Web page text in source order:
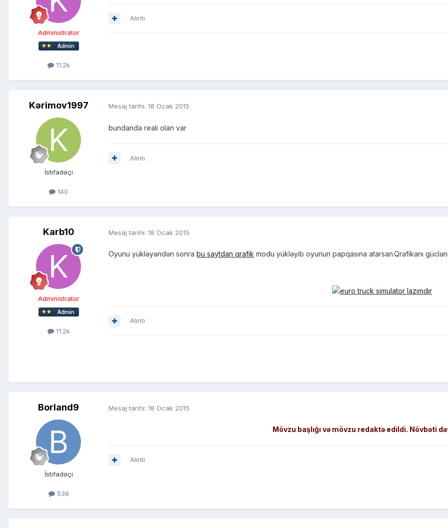
Administrator
11.2k
Alıntı
Kərimov1997
İstifadəçi
140
Mesaj tarihi: 18 Ocak 2015
bundanda realı olan var
Alıntı
Karb10
Administrator
11.2k
Mesaj tarihi: 18 Ocak 2015
Oyunu yükləyəndən sonra bu saytdan qrafik modu yükləyib oyunun papqasına atarsan.Qrafikanı
Alıntı
Borland9
İstifadəçi
538
Mesaj tarihi: 18 Ocak 2015
Mövzu başlığı və mövzu redaktə edildi. Növbəti
Alıntı